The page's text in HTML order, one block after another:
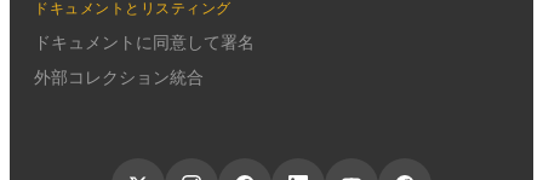
ドキュメントとリスティング
ドキュメントに同意して署名
外部コレクション統合